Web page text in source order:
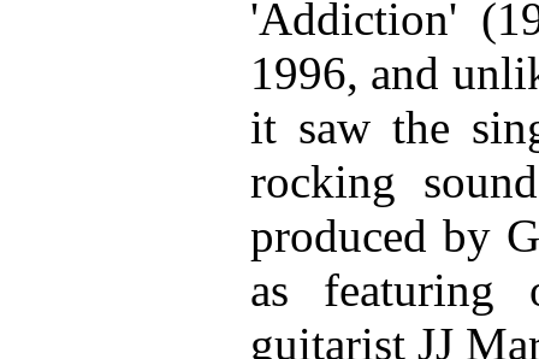
'Addiction'
1996, and
it saw the
rocking
produced by
as featuring
guitarist JJ